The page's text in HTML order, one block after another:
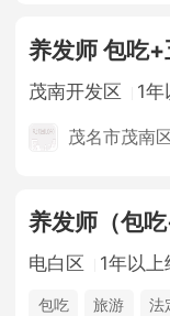
养发师 包吃
茂南开发区 1
茂名市茂南
养发师（包
电白区 1年以上
包吃 旅游 法